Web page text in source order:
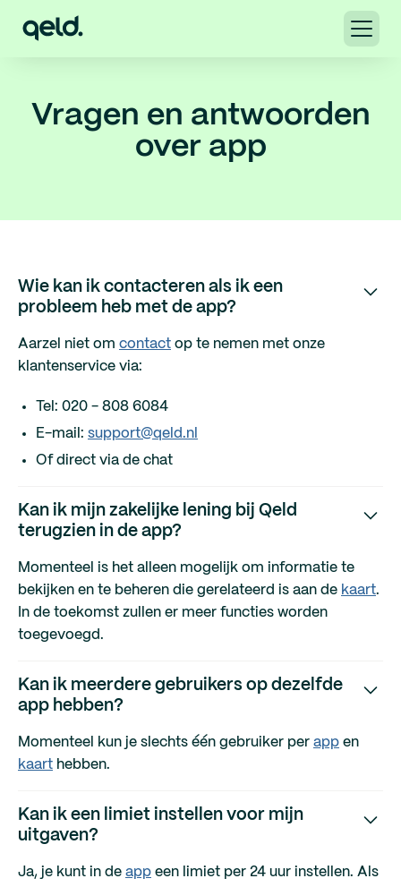
Vragen en antwoorden
over app
Wie kan ik contacteren als ik een
probleem heb met de app?
Aarzel niet om contact op te nemen met onze
klantenservice via:
Tel: 020 - 808 6084
E-mail: support@qeld.nl
Of direct via de chat
Kan ik mijn zakelijke lening bij Qeld
terugzien in de app?
Momenteel is het alleen mogelijk om informatie te
bekijken en te beheren die gerelateerd is aan de kaart.
In de toekomst zullen er meer functies worden
toegevoegd.
Kan ik meerdere gebruikers op dezelfde
app hebben?
Momenteel kun je slechts één gebruiker per app en
kaart hebben.
Kan ik een limiet instellen voor mijn
uitgaven?
Ja, je kunt in de app een limiet per 24 uur instellen. Als